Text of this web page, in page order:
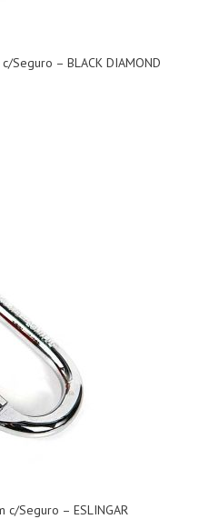
Seguro – BLACK DIAMOND
c/Seguro – ESLINGAR